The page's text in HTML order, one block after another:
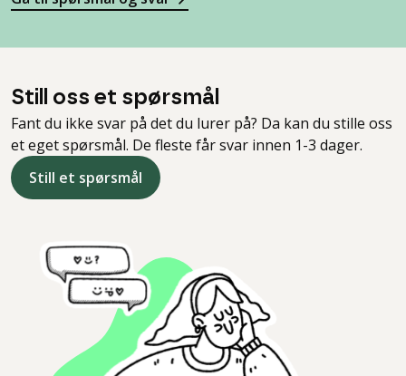
Still oss et spørsmål
Fant du ikke svar på det du lurer på? Da kan du stille oss
et eget spørsmål. De fleste får svar innen 1-3 dager.
Still et spørsmål